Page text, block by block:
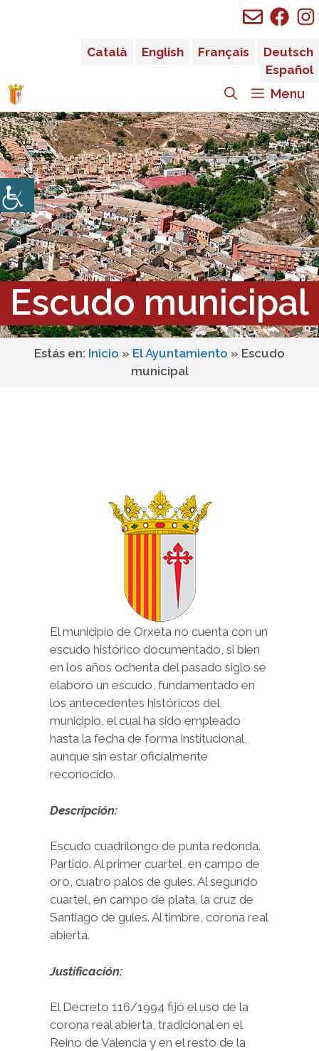
Català English Français
Deutsch
Español
Menu
Escudo municipal
Estás en: Inicio » El Ayuntamiento » Escudo
municipal
El municipio de Orxeta no cuenta con un
escudo histórico documentado, si bien
en los años ochenta del pasado siglo se
elaboró un escudo, fundamentado en
los antecedentes históricos del
municipio, el cual ha sido empleado
hasta la fecha de forma institucional,
aunque sin estar oficialmente
reconocido.
Descripción:
Escudo cuadrilongo de punta redonda.
Partido. Al primer cuartel, en campo de
oro, cuatro palos de gules. Al segundo
cuartel, en campo de plata, la cruz de
Santiago de gules. Al timbre, corona real
abierta.
Justificación:
El Decreto 116/1994 fijó el uso de la
corona real abierta, tradicional en el
Reino de Valencia y en el resto de la